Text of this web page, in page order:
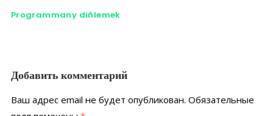
Programmany diňlemek
Добавить комментарий
Ваш адрес email не будет опубликован. Обязательные